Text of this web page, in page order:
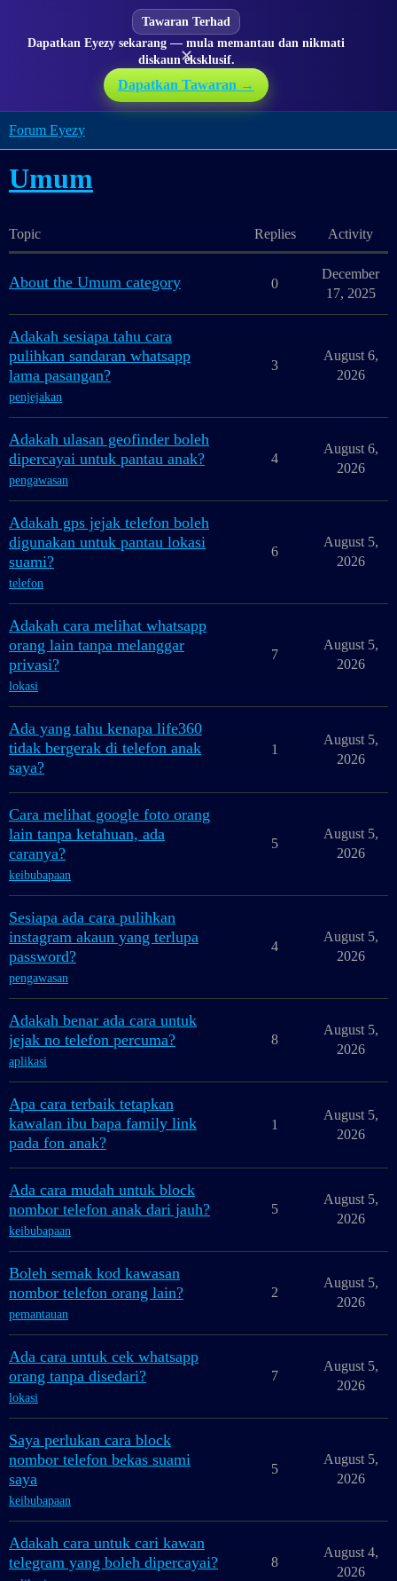
Tawaran Terhad
Dapatkan Eyezy sekarang — mula memantau dan nikmati
diskaun eksklusif.
Dapatkan Tawaran →
✕
Forum Eyezy
Umum
Topic Replies Activity
About the Umum category 0
December
17, 2025
Adakah sesiapa tahu cara
pulihkan sandaran whatsapp
lama pasangan?
penjejakan
3
August 6,
2026
Adakah ulasan geofinder boleh
dipercayai untuk pantau anak?
pengawasan
4
August 6,
2026
Adakah gps jejak telefon boleh
digunakan untuk pantau lokasi
suami?
telefon
6
August 5,
2026
Adakah cara melihat whatsapp
orang lain tanpa melanggar
privasi?
lokasi
7
August 5,
2026
Ada yang tahu kenapa life360
tidak bergerak di telefon anak
saya?
1
August 5,
2026
Cara melihat google foto orang
lain tanpa ketahuan, ada
caranya?
keibubapaan
5
August 5,
2026
Sesiapa ada cara pulihkan
instagram akaun yang terlupa
password?
pengawasan
4
August 5,
2026
Adakah benar ada cara untuk
jejak no telefon percuma?
aplikasi
8
August 5,
2026
Apa cara terbaik tetapkan
kawalan ibu bapa family link
pada fon anak?
1
August 5,
2026
Ada cara mudah untuk block
nombor telefon anak dari jauh?
keibubapaan
5
August 5,
2026
Boleh semak kod kawasan
nombor telefon orang lain?
pemantauan
2
August 5,
2026
Ada cara untuk cek whatsapp
orang tanpa disedari?
lokasi
7
August 5,
2026
Saya perlukan cara block
nombor telefon bekas suami
saya
keibubapaan
5
August 5,
2026
Adakah cara untuk cari kawan
telegram yang boleh dipercayai?
8
August 4,
2026